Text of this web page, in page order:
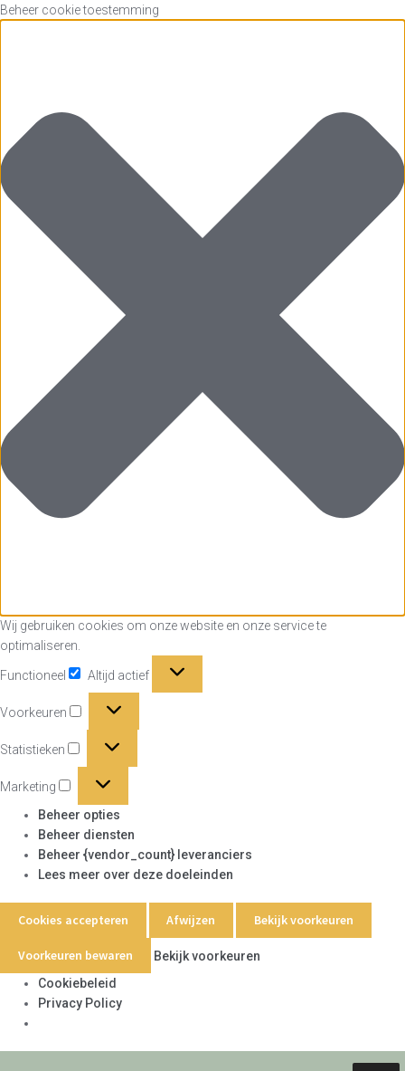
Beheer cookie toestemming
Wij gebruiken cookies om onze website en onze service te
optimaliseren.
Functioneel Altijd actief
Voorkeuren
Statistieken
Marketing
Marketing
Beheer opties
Beheer diensten
Beheer {vendor_count} leveranciers
Lees meer over deze doeleinden
Cookies accepteren Afwijzen Bekijk voorkeuren
Voorkeuren bewaren
Bekijk voorkeuren
Cookiebeleid
Privacy Policy
Ga
Ga